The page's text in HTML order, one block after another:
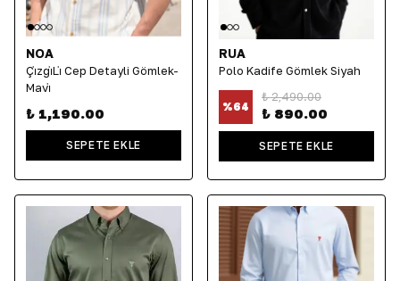
NOA
Çi̇zgi̇Li̇ Cep Detayli Gömlek-
Mavi̇
₺ 1,190.00
SEPETE EKLE
RUA
Polo Kadife Gömlek Siyah
%64
₺ 2,490.00
₺ 890.00
SEPETE EKLE